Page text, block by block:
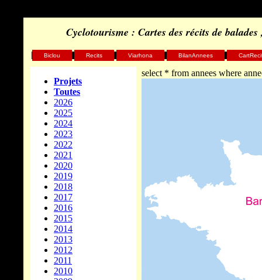
Cyclotourisme : Cartes des récits de
Projets
Toutes
2026
2025
2024
2023
2022
2021
2020
2019
2018
2017
2016
2015
2014
2013
2012
2011
2010
Biclou Recits Viarhona BilanAnnees
select * from annees where